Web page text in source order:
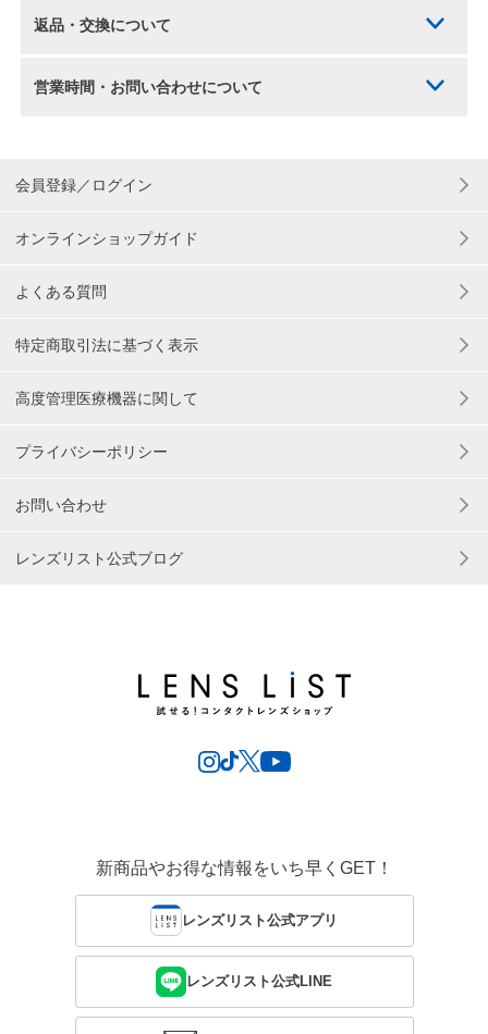
返品・交換について
営業時間・お問い合わせについて
会員登録／ログイン
オンラインショップガイド
よくある質問
特定商取引法に基づく表示
高度管理医療機器に関して
プライバシーポリシー
お問い合わせ
レンズリスト公式ブログ
新商品やお得な情報をいち早くGET！
レンズリスト公式アプリ
レンズリスト公式LINE